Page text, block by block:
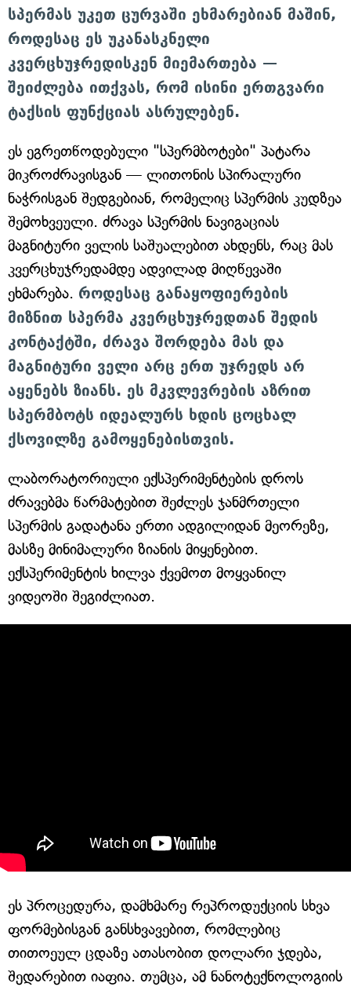
სპერმას უკეთ ცურვაში ეხმარებიან მაშინ,
როდესაც ეს უკანასკნელი
კვერცხუჯრედისკენ მიემართება —
შეიძლება ითქვას, რომ ისინი ერთგვარი
ტაქსის ფუნქციას ასრულებენ.
ეს ეგრეთწოდებული "სპერმბოტები" პატარა
მიკროძრავისგან — ლითონის სპირალური
ნაჭრისგან შედგებიან, რომელიც სპერმის კუდზეა
შემოხვეული. ძრავა სპერმის ნავიგაციას
მაგნიტური ველის საშუალებით ახდენს, რაც მას
კვერცხუჯრედამდე ადვილად მიღწევაში
ეხმარება. როდესაც განაყოფიერების
მიზნით სპერმა კვერცხუჯრედთან შედის
კონტაქტში, ძრავა შორდება მას და
მაგნიტური ველი არც ერთ უჯრედს არ
აყენებს ზიანს. ეს მკვლევრების აზრით
სპერმბოტს იდეალურს ხდის ცოცხალ
ქსოვილზე გამოყენებისთვის.
ლაბორატორიული ექსპერიმენტების დროს
ძრავებმა წარმატებით შეძლეს ჯანმრთელი
სპერმის გადატანა ერთი ადგილიდან მეორეზე,
მასზე მინიმალური ზიანის მიყენებით.
ექსპერიმენტის ხილვა ქვემოთ მოყვანილ
ვიდეოში შეგიძლიათ.
ეს პროცედურა, დამხმარე რეპროდუქციის სხვა
ფორმებისგან განსხვავებით, რომლებიც
თითოეულ ცდაზე ათასობით დოლარი ჯდება,
შედარებით იაფია. თუმცა, ამ ნანოტექნოლოგიის